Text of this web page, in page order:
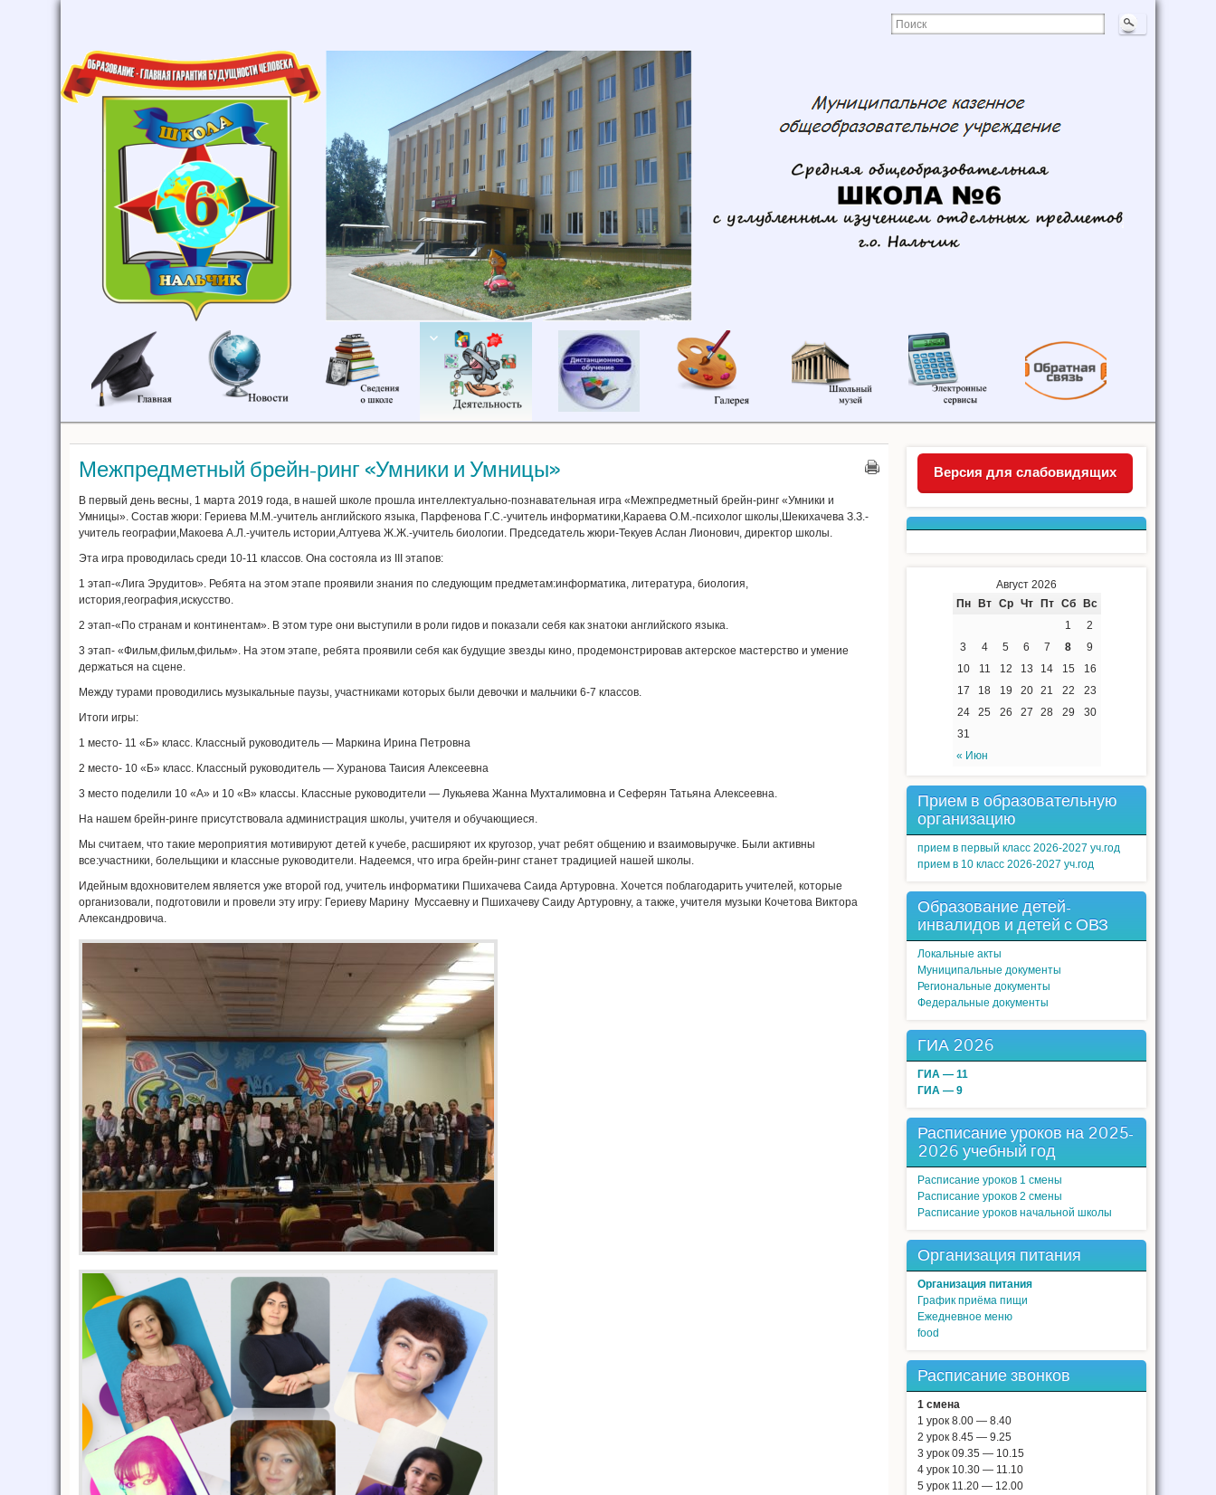
Главная Новости
Сведения
образовательной
организации
Деятельность
Дистанционное
обучение
Школьный
музей
сервисы
Межпредметный брейн-ринг «Умники и Умницы»
В первый день весны, 1 марта 2019 года, в нашей школе прошла интеллектуально-познавательная игра «Межпредметный брейн-ринг «Умники и
Умницы». Состав жюри: Гериева М.М.-учитель английского языка, Парфенова Г.С.-учитель информатики,Караева О.М.-психолог школы,Шекихачева З.З.-
учитель географии,Макоева А.Л.-учитель истории,Алтуева Ж.Ж.-учитель биологии. Председатель жюри-Текуев Аслан Лионович, директор школы.
Эта игра проводилась среди 10-11 классов. Она состояла из III этапов:
1 этап-«Лига Эрудитов». Ребята на этом этапе проявили знания по следующим предметам:информатика, литература, биология,
история,география,искусство.
2 этап-«По странам и континентам». В этом туре они выступили в роли гидов и показали себя как знатоки английского языка.
3 этап- «Фильм,фильм,фильм». На этом этапе, ребята проявили себя как будущие звезды кино, продемонстрировав актерское мастерство и умение
держаться на сцене.
Между турами проводились музыкальные паузы, участниками которых были девочки и мальчики 6-7 классов.
Итоги игры:
1 место- 11 «Б» класс. Классный руководитель — Маркина Ирина Петровна
2 место- 10 «Б» класс. Классный руководитель — Хуранова Таисия Алексеевна
3 место поделили 10 «А» и 10 «В» классы. Классные руководители — Лукьяева Жанна Мухталимовна и Сеферян Татьяна Алексеевна.
На нашем брейн-ринге присутствовала администрация школы, учителя и обучающиеся.
Мы считаем, что такие мероприятия мотивируют детей к учебе, расширяют их кругозор, учат ребят общению и взаимовыручке. Были активны
все:участники, болельщики и классные руководители. Надеемся, что игра брейн-ринг станет традицией нашей школы.
Идейным вдохновителем является уже второй год, учитель информатики Пшихачева Саида Артуровна. Хочется поблагодарить учителей, которые
организовали, подготовили и провели эту игру: Гериеву Марину Муссаевну и Пшихачеву Саиду Артуровну, а также, учителя музыки Кочетова Виктора
Александровича.
Версия для слабовидящих
Август 2026
Пн
Вт Ср Чт Пт Сб Вс
« Июн
1
2
3
4 5 6 7 8
9
10
11 12 13 14 15
16
17
18 19 20 21 22
23
24
25 26 27 28 29
30
31
Прием в образовательную
организацию
прием в первый класс 2026-2027 уч.год
прием в 10 класс 2026-2027 уч.год
Образование детей-
инвалидов и детей с ОВЗ
Локальные акты
Муниципальные документы
Региональные документы
Федеральные документы
ГИА 2026
ГИА — 11
ГИА — 9
Расписание уроков на 2025-
2026 учебный год
Расписание уроков 1 смены
Расписание уроков 2 смены
Расписание уроков начальной школы
Организация питания
Организация питания
График приёма пищи
Ежедневное меню
food
Расписание звонков
1 смена
1 урок 8.00 — 8.40
2 урок 8.45 — 9.25
3 урок 09.35 — 10.15
4 урок 10.30 — 11.10
5 урок 11.20 — 12.00